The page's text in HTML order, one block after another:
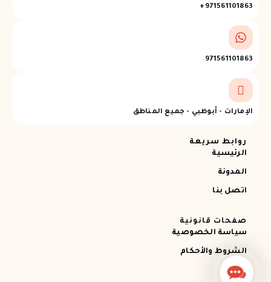
971561101863+
971561101863
الإمارات - أبوظبي - جميع المناطق
روابط سريعة
الرئيسية
المدونة
اتصل بنا
صفحات قانونية
سياسة الخصوصية
الشروط والأحكام
Contact